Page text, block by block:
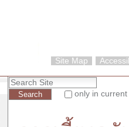
Site Map
Search Site
only in current